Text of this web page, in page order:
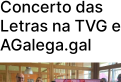
Concerto das
Letras na TVG e
AGalega.gal